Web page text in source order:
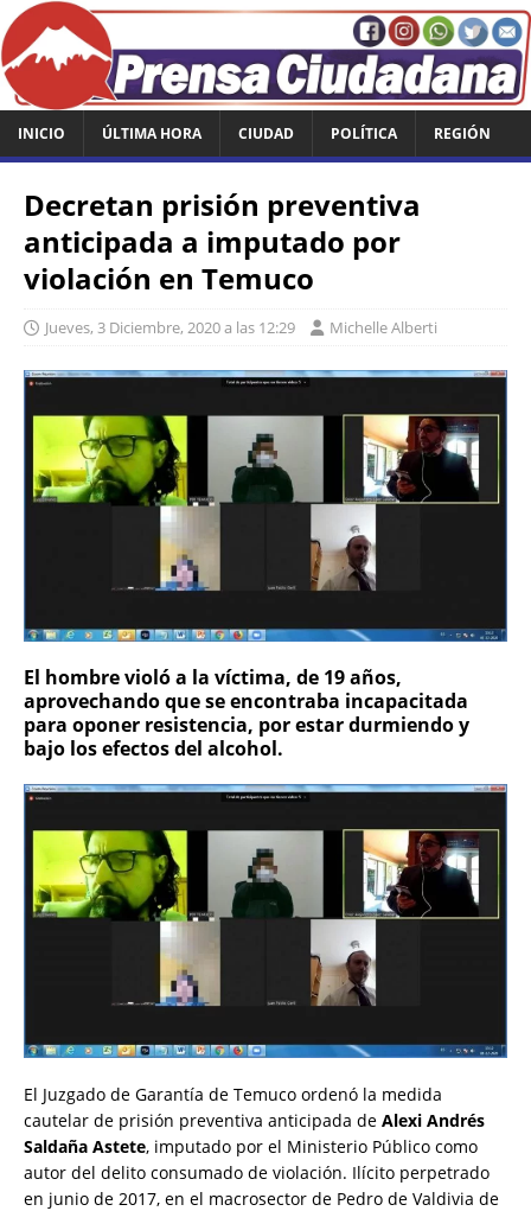
INICIO ÚLTIMA HORA CIUDAD POLÍTICA REGIÓN
Decretan prisión preventiva
anticipada a imputado por
violación en Temuco
Jueves, 3 Diciembre, 2020 a las 12:29 Michelle Alberti
El hombre violó a la víctima, de 19 años,
aprovechando que se encontraba incapacitada
para oponer resistencia, por estar durmiendo y
bajo los efectos del alcohol.
El Juzgado de Garantía de Temuco ordenó la medida
cautelar de prisión preventiva anticipada de Alexi Andrés
Saldaña Astete, imputado por el Ministerio Público como
autor del delito consumado de violación. Ilícito perpetrado
en junio de 2017, en el macrosector de Pedro de Valdivia de